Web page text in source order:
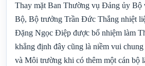
Thay mặt Ban Thường vụ Đảng ủy Bộ
Bộ, Bộ trưởng Trần Đức Thắng nhiệt
Đặng Ngọc Điệp được bổ nhiệm làm
khẳng định đây cũng là niềm vui
và Môi trường khi có thêm một cán bộ